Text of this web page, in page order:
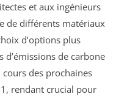
et aux ingénieurs
de différents matériaux
d’options plus
d’émissions de carbone
des prochaines
rendant crucial pour